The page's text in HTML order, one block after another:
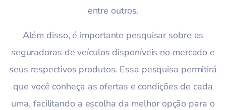
entre outros.
Além disso, é importante pesquisar sobre as
seguradoras de veículos disponíveis no mercado e
seus respectivos produtos. Essa pesquisa permitirá
que você conheça as ofertas e condições de cada
uma, facilitando a escolha da melhor opção para o